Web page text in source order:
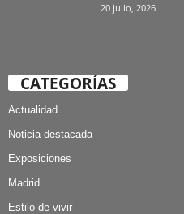
20 julio, 2026
CATEGORÍAS
Actualidad
Noticia destacada
Exposiciones
Madrid
Estilo de vivir